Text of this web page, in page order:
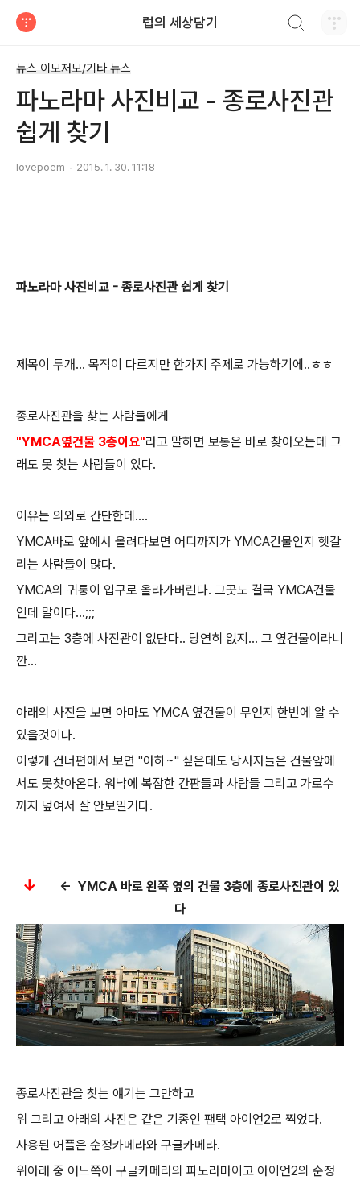
럽의 세상담기
뉴스 이모저모/기타 뉴스
파노라마 사진비교 - 종로사진관
쉽게 찾기
lovepoem 2015. 1. 30. 11:18
파노라마 사진비교 - 종로사진관 쉽게 찾기
제목이 두개... 목적이 다르지만 한가지 주제로 가능하기에..ㅎㅎ
종로사진관을 찾는 사람들에게
"YMCA옆건물 3층이요"라고 말하면 보통은 바로 찾아오는데 그
래도 못 찾는 사람들이 있다.
이유는 의외로 간단한데....
YMCA바로 앞에서 올려다보면 어디까지가 YMCA건물인지 헷갈
리는 사람들이 많다.
YMCA의 귀퉁이 입구로 올라가버린다. 그곳도 결국 YMCA건물
인데 말이다...;;;
그리고는 3층에 사진관이 없단다.. 당연히 없지... 그 옆건물이라니
깐...
아래의 사진을 보면 아마도 YMCA 옆건물이 무언지 한번에 알 수
있을것이다.
이렇게 건너편에서 보면 "아하~" 싶은데도 당사자들은 건물앞에
서도 못찾아온다. 워낙에 복잡한 간판들과 사람들 그리고 가로수
까지 덮여서 잘 안보일거다.
↓ <- YMCA 바로 왼쪽 옆의 건물 3층에 종로사진관이 있
다
종로사진관을 찾는 얘기는 그만하고
위 그리고 아래의 사진은 같은 기종인 팬택 아이언2로 찍었다.
사용된 어플은 순정카메라와 구글카메라.
위아래 중 어느쪽이 구글카메라의 파노라마이고 아이언2의 순정